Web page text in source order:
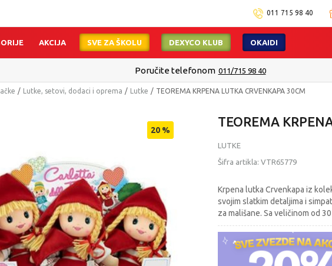
011 715 98 40
AKCIJA SVE ZA ŠKOLU DEXYCO KLUB OKAIDI
Isporuku možete očekivati u roku od 2 do 4 radna dana!
Lutke, setovi, dodaci i oprema Lutke TEOREMA KRPENA LUTKA CRVENKAPA 30CM
20 %
TEOREMA
LUTKE
Šifra artikla: VTR65779
Krpena lutka Crvenkapa iz
svojim slatkim detaljima i
za mališane. Sa veličinom od